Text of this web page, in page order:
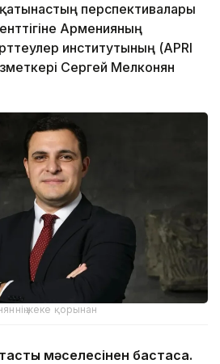
перспективалары
Арменияның
институтының (APRI
Сергей Мелконян
жеке қорынан
мәселесінен бастасақ.